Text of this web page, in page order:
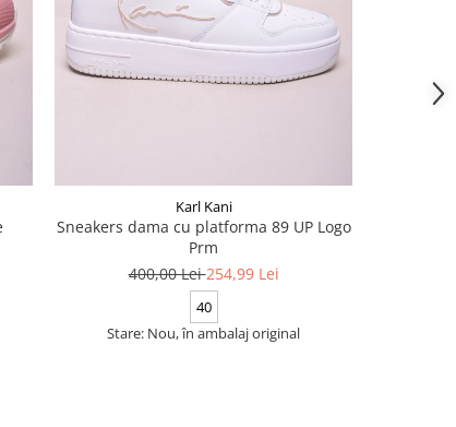
Karl Kani
Sneakers dama cu platforma 89 UP Logo
Prm
400,00 Lei254,99 Lei
40
Stare: Nou, în ambalaj original